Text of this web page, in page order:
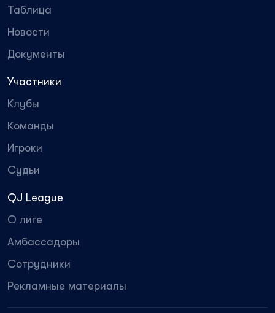
Таблица
Новости
Документы
Участники
Клубы
Команды
Игроки
Судьи
QJ League
О лиге
Амбассадоры
Сотрудники
Рекламные материалы